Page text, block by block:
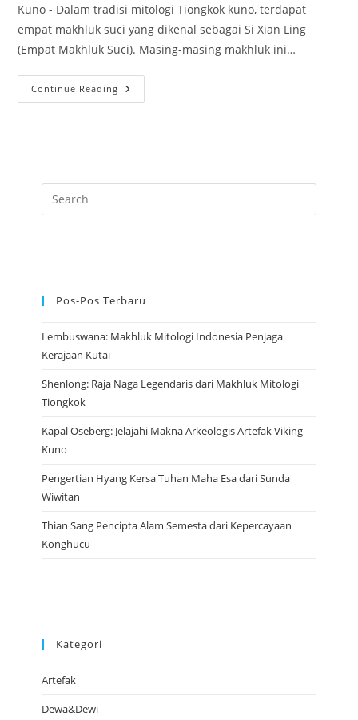
Kuno - Dalam tradisi mitologi Tiongkok kuno, terdapat
empat makhluk suci yang dikenal sebagai Si Xian Ling
(Empat Makhluk Suci). Masing-masing makhluk ini…
Continue Reading Baihu:
Harimau
Pos-Pos Terbaru
Lembuswana: Makhluk Mitologi Indonesia Penjaga
Kerajaan Kutai
Shenlong: Raja Naga Legendaris dari Makhluk Mitologi
Tiongkok
Kapal Oseberg: Jelajahi Makna Arkeologis Artefak Viking
Kuno
Pengertian Hyang Kersa Tuhan Maha Esa dari Sunda
Wiwitan
Thian Sang Pencipta Alam Semesta dari Kepercayaan
Konghucu
Kategori
Artefak
Dewa&Dewi